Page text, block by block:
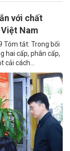
với chất
Nam
Tóm tắt: Trong bối
hai cấp, phân cấp,
cách...